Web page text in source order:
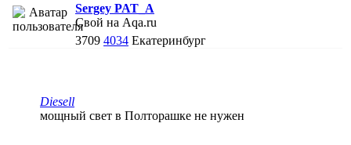
Sergey PAT_A
Свой на Aqa.ru
3709 4034 Екатеринбург
Diesell
мощный свет в Полторашке не нужен